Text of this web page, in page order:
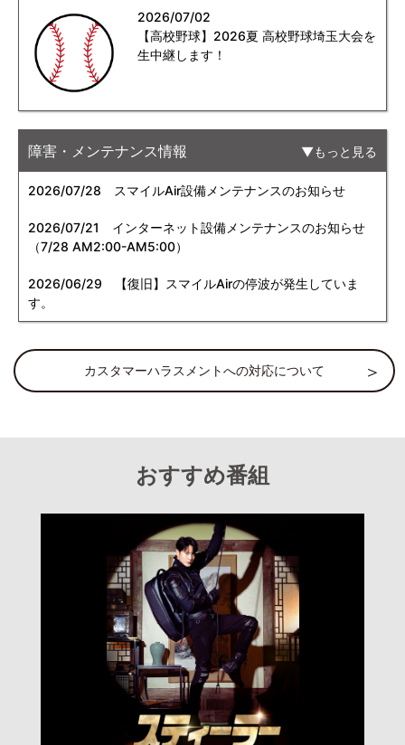
2026/07/02
【高校野球】2026夏 高校野球埼玉大会を
生中継します！
障害・メンテナンス情報 もっと見る
2026/07/28 スマイルAir設備メンテナンスのお知らせ
2026/07/21
インターネット設備メンテナンスのお知らせ
（7/28 AM2:00-AM5:00）
2026/06/29 【復旧】スマイルAirの停波が発生していま
す。
カスタマーハラスメントへの対応について
おすすめ番組